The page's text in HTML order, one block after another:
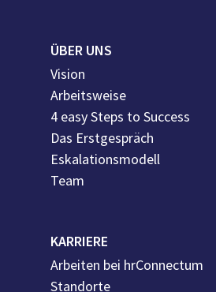
ÜBER UNS
Vision
Arbeitsweise
4 easy Steps to Success
Das Erstgespräch
Eskalationsmodell
Team
KARRIERE
Arbeiten bei hrConnectum
Standorte